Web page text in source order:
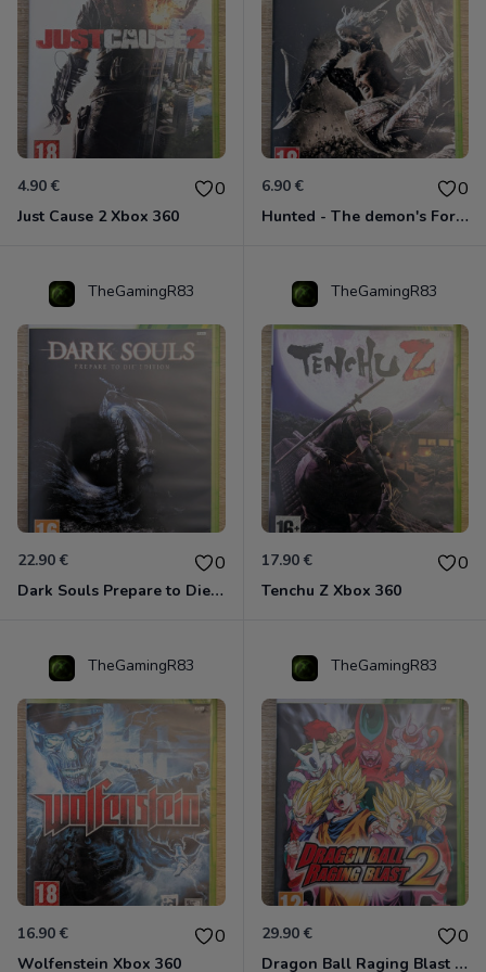
4.90 € 0
Just Cause 2 Xbox 360
6.90 € 0
Hunted - The demon's Forge Xbox 360 (Complet CIB)
TheGamingR83
22.90 € 0
Dark Souls Prepare to Die Edition XBOX 360
TheGamingR83
17.90 € 0
Tenchu Z Xbox 360
TheGamingR83
16.90 € 0
Wolfenstein Xbox 360
TheGamingR83
29.90 € 0
Dragon Ball Raging Blast 2 Xbox 360